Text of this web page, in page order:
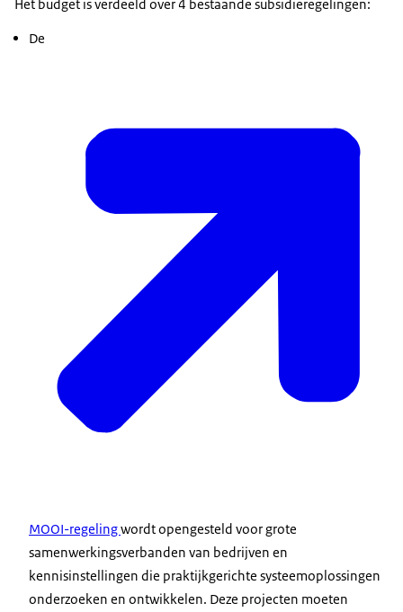
Het budget is verdeeld over 4 bestaande subsidieregelingen:
De
MOOI-regelingwordt opengesteld voor grote
samenwerkingsverbanden van bedrijven en
kennisinstellingen die praktijkgerichte systeemoplossingen
onderzoeken en ontwikkelen. Deze projecten moeten